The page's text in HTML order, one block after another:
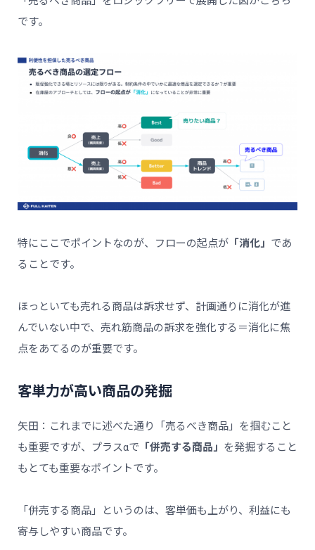
です。
特にここでポイントなのが、フローの起点が 「消化」 であ
ることです。
ほっといても売れる商品は訴求せず、計画通りに消化が進
んでいない中で、売れ筋商品の訴求を強化する＝消化に焦
点をあてるのが重要です。
客単力が高い商品の発掘
矢田：これまでに述べた通り「売るべき商品」を掴むこと
も重要ですが、プラスαで 「併売する商品」 を発掘すること
もとても重要なポイントです。
「併売する商品」というのは、客単価も上がり、利益にも
寄与しやすい商品です。